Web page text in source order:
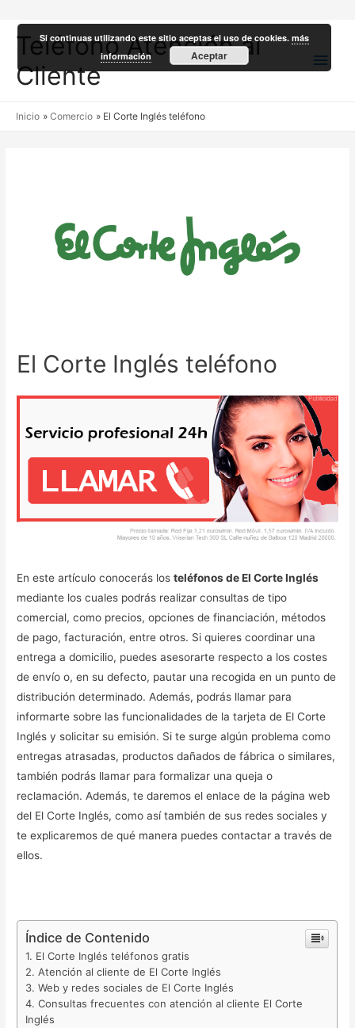
Teléfono Atención al
Cliente
Inicio Comercio El Corte Inglés teléfono
El Corte Inglés teléfono
En este artículo conocerás losteléfonos de El Corte Inglés
mediante los cuales podrás realizar consultas de tipo
comercial, como precios, opciones de financiación, métodos
de pago, facturación, entre otros. Si quieres coordinar una
entrega a domicilio, puedes asesorarte respecto a los costes
de envío o, en su defecto, pautar una recogida en un punto de
distribución determinado. Además, podrás llamar para
informarte sobre las funcionalidades de la tarjeta de El Corte
Inglés y solicitar su emisión. Si te surge algún problema como
entregas atrasadas, productos dañados de fábrica o similares,
también podrás llamar para formalizar una queja o
reclamación. Además, te daremos el enlace de la página web
del El Corte Inglés, como así también de sus redes sociales y
te explicaremos de qué manera puedes contactar a través de
ellos.
Índice de Contenido
El Corte Inglés teléfonos gratis
Atención al cliente de El Corte Inglés
Web y redes sociales de El Corte Inglés
Consultas frecuentes con atención al cliente El Corte
Inglés
Si continuas utilizando este sitio aceptas el uso de cookies.más
información
Aceptar